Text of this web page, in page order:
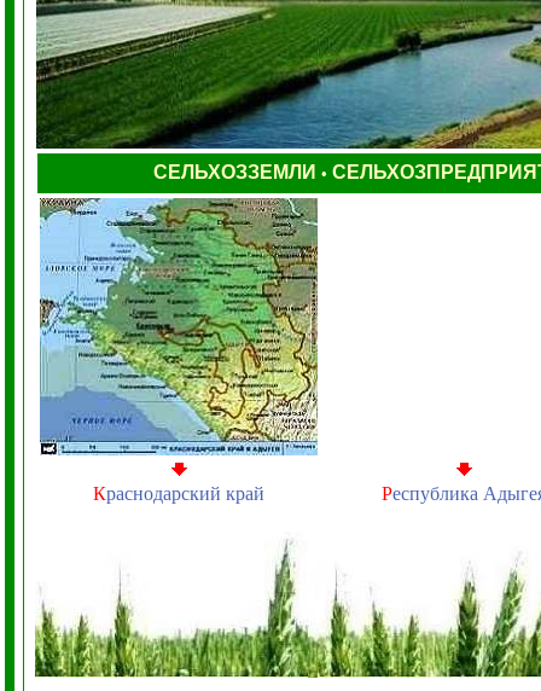
СЕЛЬХОЗЗЕМЛИ •
Краснодарский край Республика